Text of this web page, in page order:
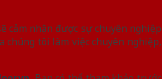
cảm nhận được sự chuyên nghiệp
chúng tôi làm việc chuyên nghiệp,